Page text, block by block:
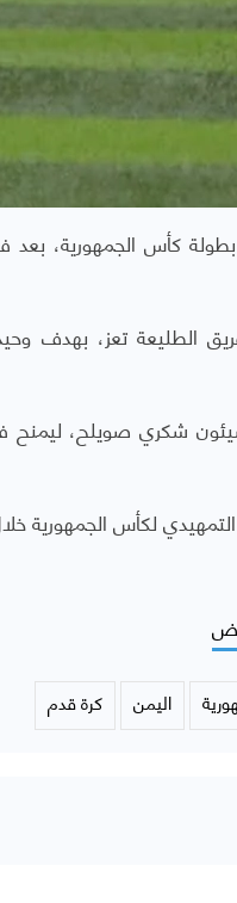
سيئون، للدور الـ 32 من بطولة
الطليعة تعز، بهدف
شكري صويلح، ليمنح
الجمهورية خلال الفترة من (5
اليمن كرة قدم